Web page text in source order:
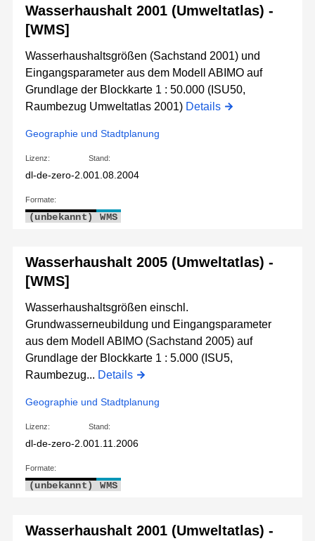
Wasserhaushalt 2001 (Umweltatlas) -
[WMS]
Wasserhaushaltsgrößen (Sachstand 2001) und
Eingangsparameter aus dem Modell ABIMO auf
Grundlage der Blockkarte 1 : 50.000 (ISU50,
Raumbezug Umweltatlas 2001) Details
Geographie und Stadtplanung
Lizenz:
dl-de-zero-2.0
Stand:
01.08.2004
Formate:
(unbekannt) WMS
Wasserhaushalt 2005 (Umweltatlas) -
[WMS]
Wasserhaushaltsgrößen einschl.
Grundwasserneubildung und Eingangsparameter
aus dem Modell ABIMO (Sachstand 2005) auf
Grundlage der Blockkarte 1 : 5.000 (ISU5,
Raumbezug... Details
Geographie und Stadtplanung
Lizenz:
dl-de-zero-2.0
Stand:
01.11.2006
Formate:
(unbekannt) WMS
Wasserhaushalt 2001 (Umweltatlas) -